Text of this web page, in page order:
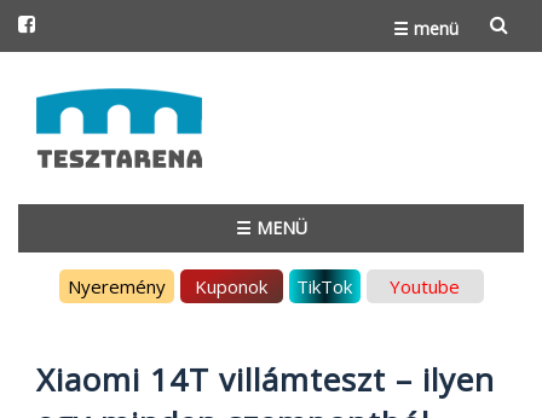
☰ menü
to
content
☰ MENÜ
Nyeremény Kuponok TikTok Youtube
Xiaomi 14T villámteszt – ilyen